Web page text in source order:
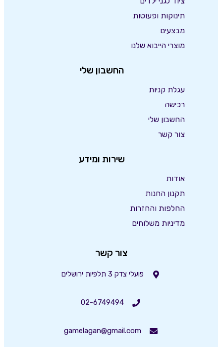
תינוקות ופעוטות
מבצעים
מוצרי הייבוא שלנו
החשבון שלי
עגלת קניות
רכישה
החשבון שלי
צור קשר
שירות ומידע
אודות
תקנון החנות
החלפות והחזרות
מדיניות משלוחים
צור קשר
פועלי צדק 3 תלפיות ירושלים
02-6749494
gamelagan@gmail.com